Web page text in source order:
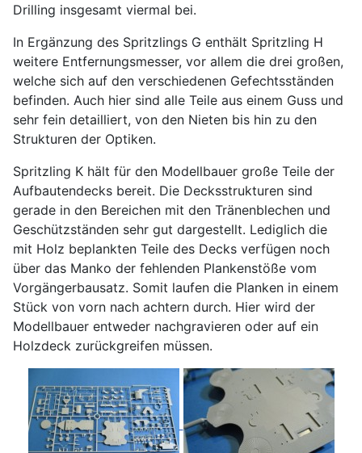
Drilling insgesamt viermal bei.
In Ergänzung des Spritzlings G enthält Spritzling H
weitere Entfernungsmesser, vor allem die drei großen,
welche sich auf den verschiedenen Gefechtsständen
befinden. Auch hier sind alle Teile aus einem Guss und
sehr fein detailliert, von den Nieten bis hin zu den
Strukturen der Optiken.
Spritzling K hält für den Modellbauer große Teile der
Aufbautendecks bereit. Die Decksstrukturen sind
gerade in den Bereichen mit den Tränenblechen und
Geschützständen sehr gut dargestellt. Lediglich die
mit Holz beplankten Teile des Decks verfügen noch
über das Manko der fehlenden Plankenstöße vom
Vorgängerbausatz. Somit laufen die Planken in einem
Stück von vorn nach achtern durch. Hier wird der
Modellbauer entweder nachgravieren oder auf ein
Holzdeck zurückgreifen müssen.